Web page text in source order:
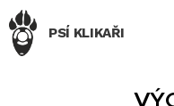
PSÍ KLIKAŘI